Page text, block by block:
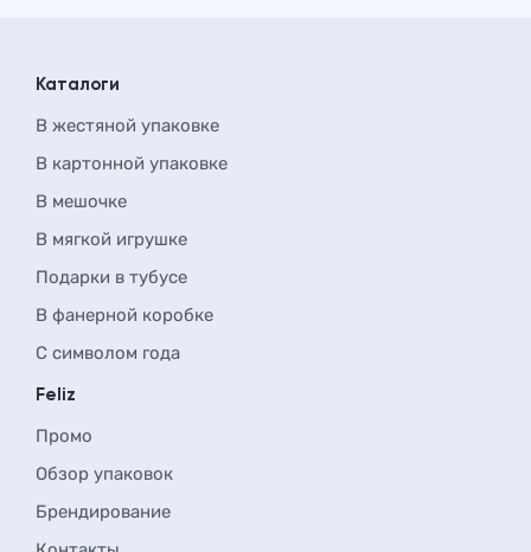
Каталоги
В жестяной упаковке
В картонной упаковке
В мешочке
В мягкой игрушке
Подарки в тубусе
В фанерной коробке
С символом года
Feliz
Промо
Обзор упаковок
Брендирование